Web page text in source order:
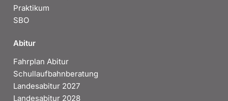
Praktikum
SBO
Abitur
Fahrplan Abitur
Schullaufbahnberatung
Landesabitur 2027
Landesabitur 2028